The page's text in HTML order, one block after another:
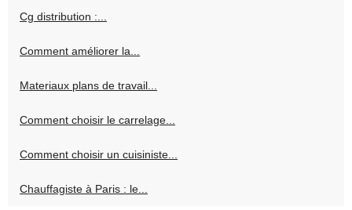
Cg distribution :...
Comment améliorer la...
Materiaux plans de travail...
Comment choisir le carrelage...
Comment choisir un cuisiniste...
Chauffagiste à Paris : le...